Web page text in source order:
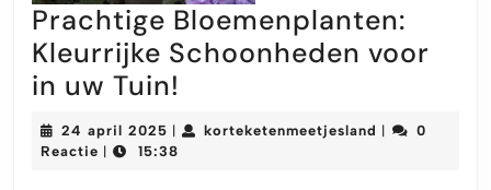
Prachtige Bloemenplanten:
Kleurrijke Schoonheden voor
in uw Tuin!
Bloemenplanten:
Kleurrijke
24 april 2025 24
april
| korteketenmeetjesland |
0
Reactie | 15:38